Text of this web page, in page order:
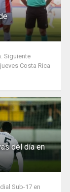
Siguiente
Costa Rica
del día en
Sub-17 en